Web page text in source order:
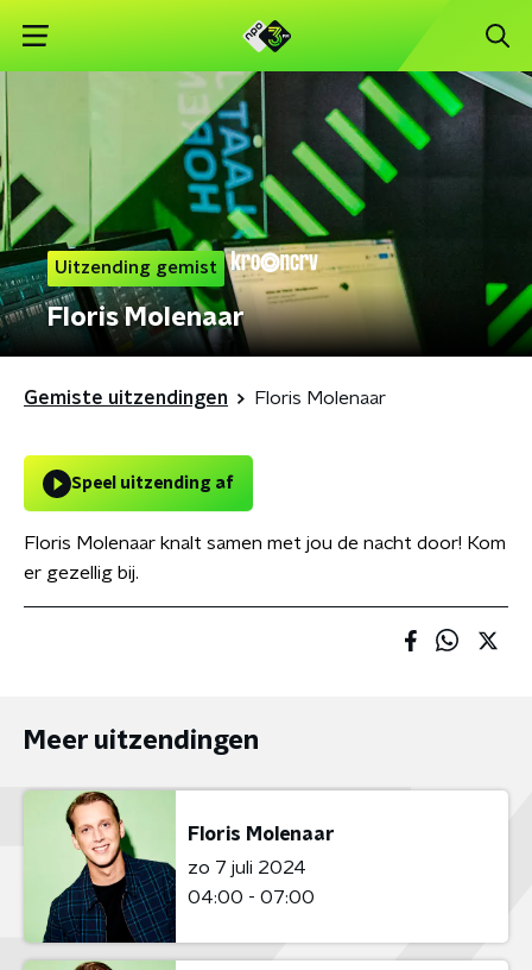
Uitzending gemist
Floris Molenaar
Gemiste uitzendingen Floris Molenaar
Speel uitzending af
Floris Molenaar knalt samen met jou de nacht door! Kom
er gezellig bij.
Meer uitzendingen
Floris Molenaar
zo 7 juli 2024
04:00 - 07:00